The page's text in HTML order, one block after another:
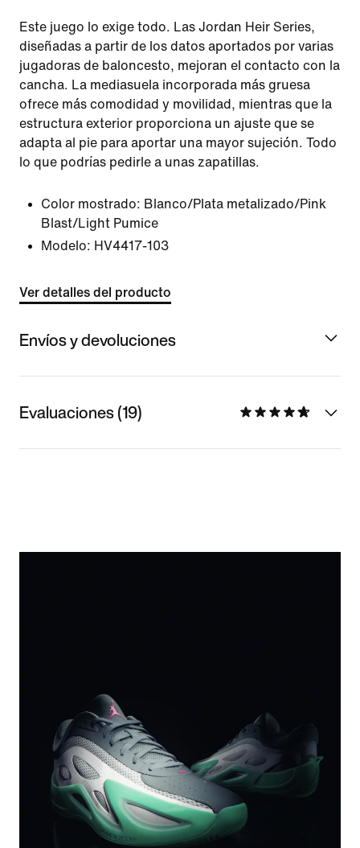
Este juego lo exige todo. Las Jordan Heir Series,
diseñadas a partir de los datos aportados por varias
jugadoras de baloncesto, mejoran el contacto con la
cancha. La mediasuela incorporada más gruesa
ofrece más comodidad y movilidad, mientras que la
estructura exterior proporciona un ajuste que se
adapta al pie para aportar una mayor sujeción. Todo
lo que podrías pedirle a unas zapatillas.
Color mostrado: Blanco/Plata metalizado/Pink
Blast/Light Pumice
Modelo: HV4417-103
Ver detalles del producto
Envíos y devoluciones
Evaluaciones (19)